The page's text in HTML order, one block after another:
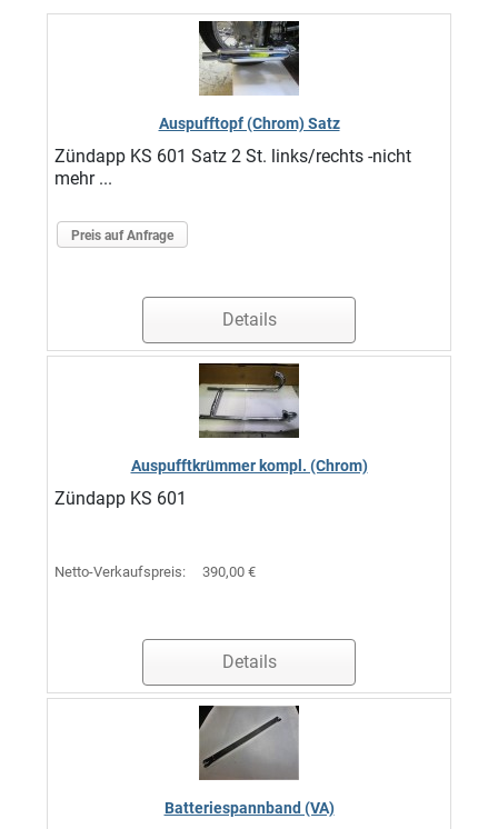
Auspufftopf (Chrom) Satz
Zündapp KS 601 Satz 2 St. links/rechts -nicht
mehr ...
Preis auf Anfrage
Details
Auspufftkrümmer kompl. (Chrom)
Zündapp KS 601
Netto-Verkaufspreis: 390,00 €
Details
Batteriespannband (VA)